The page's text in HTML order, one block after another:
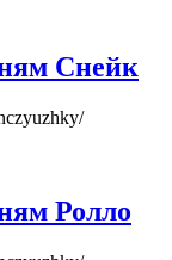
Снейк
Ролло